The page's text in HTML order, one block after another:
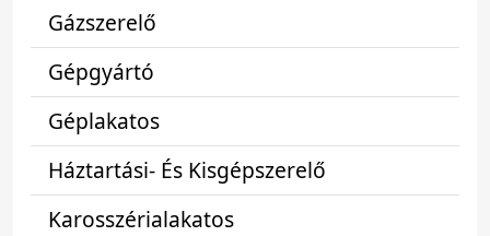
Gázszerelő
Gépgyártó
Géplakatos
Háztartási- És Kisgépszerelő
Karosszérialakatos